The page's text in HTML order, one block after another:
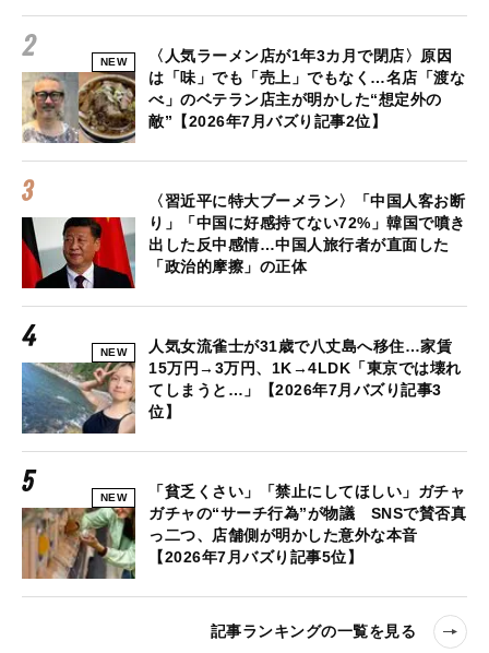
NEW
〈人気ラーメン店が1年3カ月で閉店〉原因
は「味」でも「売上」でもなく…名店「渡な
べ」のベテラン店主が明かした“想定外の
敵”【2026年7月バズり記事2位】
〈習近平に特大ブーメラン〉「中国人客お断
り」「中国に好感持てない72%」韓国で噴き
出した反中感情…中国人旅行者が直面した
「政治的摩擦」の正体
NEW
人気女流雀士が31歳で八丈島へ移住…家賃
15万円→3万円、1K→4LDK「東京では壊れ
てしまうと…」【2026年7月バズり記事3
位】
NEW
「貧乏くさい」「禁止にしてほしい」ガチャ
ガチャの“サーチ行為”が物議 SNSで賛否真
っ二つ、店舗側が明かした意外な本音
【2026年7月バズり記事5位】
記事ランキングの一覧を見る